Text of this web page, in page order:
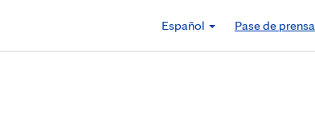
Español
Pase de prensa